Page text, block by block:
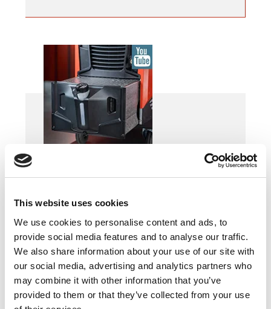
This website uses cookies
We use cookies to personalise content and ads, to
provide social media features and to analyse our traffic.
We also share information about your use of our site with
our social media, advertising and analytics partners who
may combine it with other information that you’ve
provided to them or that they’ve collected from your use
Nový koncept chlazení vodou
Snadná změna chladící jednotky.
Systém Lorch Quick: zástrčka ke
svařovacímu zdroji (u plynových zařízení
kdykoliv možné dovybavení).
Výpust nádrže přístupná zvenku.